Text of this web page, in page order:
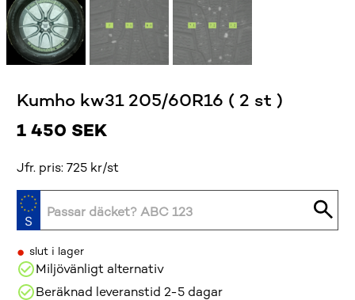
Kumho kw31 205/60R16 ( 2 st )
1 450 SEK
Jfr. pris: 725 kr/st
• slut i lager
Miljövänligt alternativ
Beräknad leveranstid 2-5 dagar